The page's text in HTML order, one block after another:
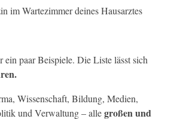
im Wartezimmer deines Hausarztes
ein paar Beispiele. Die Liste lässt sich
Wissenschaft, Bildung, Medien,
und Verwaltung – allegroßen und